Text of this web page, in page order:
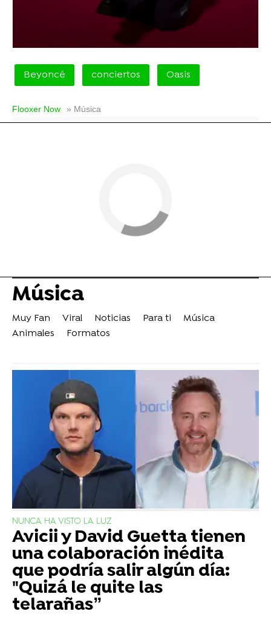
Beyoncé conciertos Oasis
Flooxer Now » Música
Música
Muy Fan Viral Noticias Para ti
Música
Animales
Formatos
NUNCA HA VISTO LA LUZ
Avicii y David Guetta tienen
una colaboración inédita
que podría salir algún día:
"Quizá le quite las
telarañas”